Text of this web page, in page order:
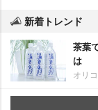
新着トレンド
茶葉
は
オリ